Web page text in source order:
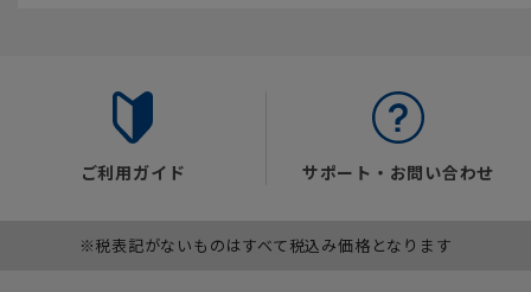
ご利用ガイド サポート・お問い合わせ
※税表記がないものはすべて税込み価格となります